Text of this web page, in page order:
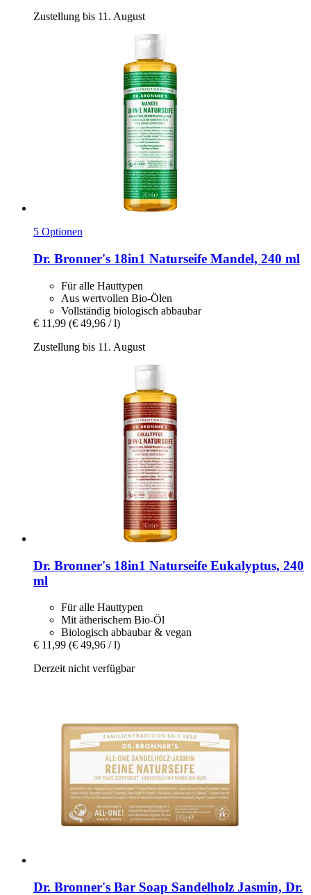
Zustellung bis 11. August
5 Optionen
Dr. Bronner's 18in1 Naturseife Mandel, 240 ml
Für alle Hauttypen
Aus wertvollen Bio-Ölen
Vollständig biologisch abbaubar
€ 11,99 (€ 49,96 / l)
Zustellung bis 11. August
Dr. Bronner's 18in1 Naturseife Eukalyptus, 240
ml
Für alle Hauttypen
Mit ätherischem Bio-Öl
Biologisch abbaubar & vegan
€ 11,99 (€ 49,96 / l)
Derzeit nicht verfügbar
Dr. Bronner's Bar Soap Sandelholz Jasmin, Dr.